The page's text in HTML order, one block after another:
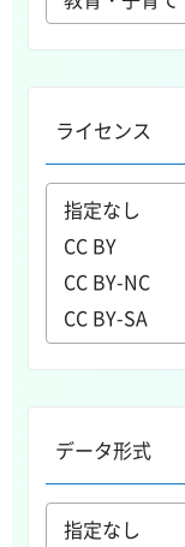
ライセンス
データ形式